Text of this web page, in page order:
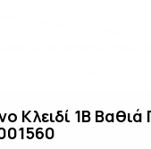
Κλειδί 1B Βαθιά